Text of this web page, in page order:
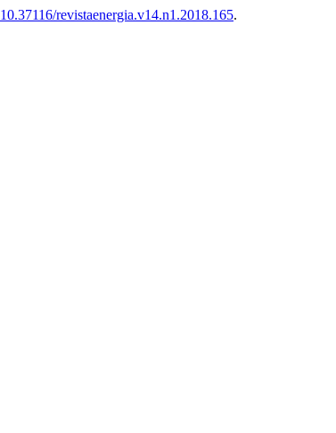
10.37116/revistaenergia.v14.n1.2018.165.